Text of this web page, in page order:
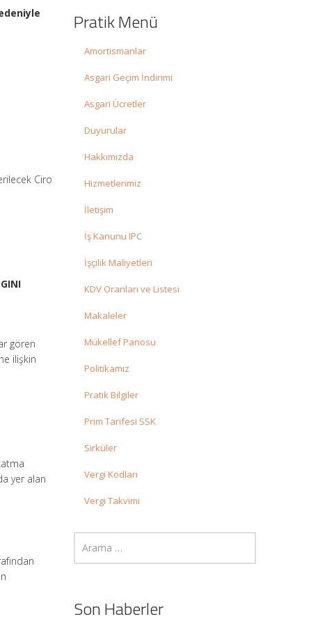
Ciro
gören
ilişkin
yer alan
Pratik Menü
Amortismanlar
Asgari Geçim İndirimi
Asgari Ücretler
Duyurular
Hakkımızda
Hizmetlerimiz
İletişim
İş Kanunu IPC
İşçilik Maliyetleri
KDV Oranları ve Listesi
Makaleler
Mükellef Panosu
Politikamız
Pratik Bilgiler
Prim Tarifesi SSK
Sirküler
Vergi Kodları
Vergi Takvimi
Son Haberler